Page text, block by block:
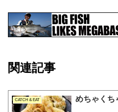
関連記事
CATCH & EAT めちゃくち